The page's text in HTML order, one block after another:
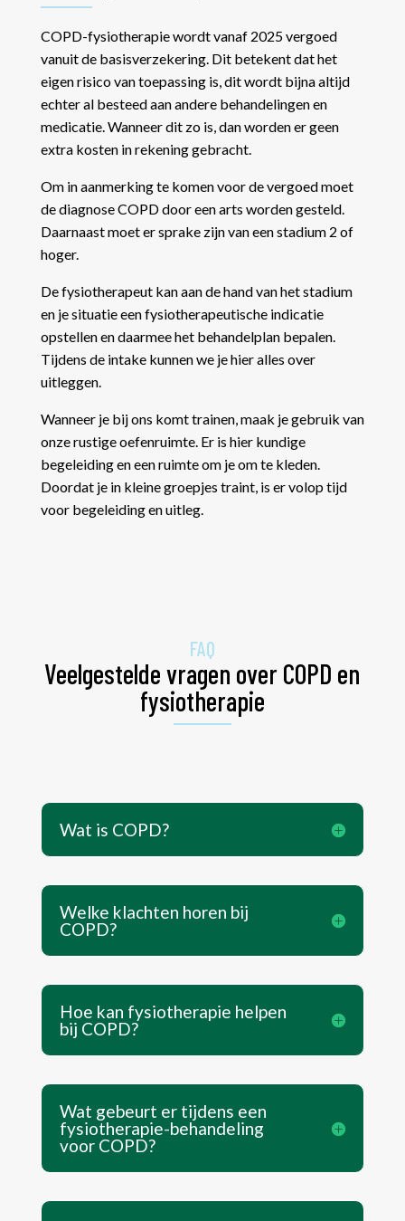
COPD-fysiotherapie wordt vanaf 2025 vergoed
vanuit de basisverzekering. Dit betekent dat het
eigen risico van toepassing is, dit wordt bijna altijd
echter al besteed aan andere behandelingen en
medicatie. Wanneer dit zo is, dan worden er geen
extra kosten in rekening gebracht.
Om in aanmerking te komen voor de vergoed moet
de diagnose COPD door een arts worden gesteld.
Daarnaast moet er sprake zijn van een stadium 2 of
hoger.
De fysiotherapeut kan aan de hand van het stadium
en je situatie een fysiotherapeutische indicatie
opstellen en daarmee het behandelplan bepalen.
Tijdens de intake kunnen we je hier alles over
uitleggen.
Wanneer je bij ons komt trainen, maak je gebruik van
onze rustige oefenruimte. Er is hier kundige
begeleiding en een ruimte om je om te kleden.
Doordat je in kleine groepjes traint, is er volop tijd
voor begeleiding en uitleg.
FAQ
Veelgestelde vragen over COPD en
fysiotherapie
Wat is COPD?
Welke klachten horen bij
COPD?
Hoe kan fysiotherapie helpen
bij COPD?
Wat gebeurt er tijdens een
fysiotherapie-behandeling
voor COPD?